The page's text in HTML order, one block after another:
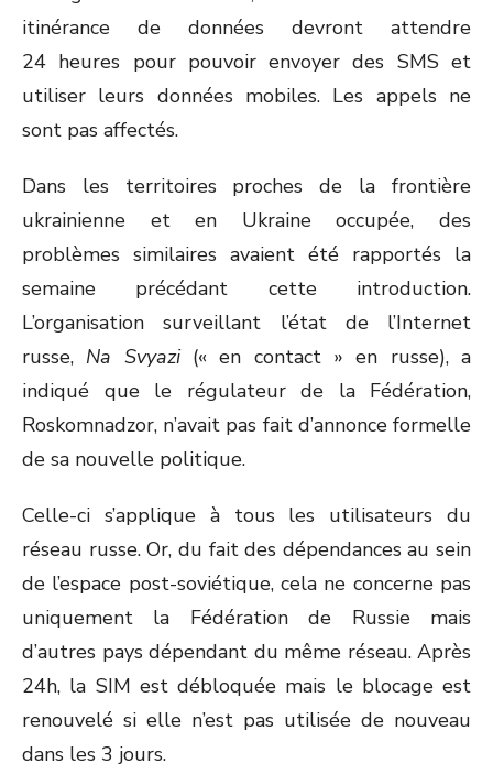
itinérance de données devront attendre
24 heures pour pouvoir envoyer des SMS et
utiliser leurs données mobiles. Les appels ne
sont pas affectés.
Dans les territoires proches de la frontière
ukrainienne et en Ukraine occupée, des
problèmes similaires avaient été rapportés la
semaine précédant cette introduction.
L’organisation surveillant l’état de l’Internet
russe, Na Svyazi(« en contact » en russe), a
indiqué que le régulateur de la Fédération,
Roskomnadzor, n’avait pas fait d’annonce formelle
de sa nouvelle politique.
Celle-ci s’applique à tous les utilisateurs du
réseau russe. Or, du fait des dépendances au sein
de l’espace post-soviétique, cela ne concerne pas
uniquement la Fédération de Russie mais
d’autres pays dépendant du même réseau. Après
24h, la SIM est débloquée mais le blocage est
renouvelé si elle n’est pas utilisée de nouveau
dans les 3 jours.